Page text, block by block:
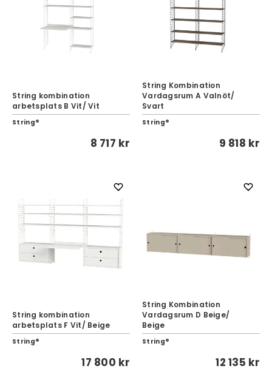
String kombination
arbetsplats B Vit/ Vit
String®
8 717 kr
String Kombination
Vardagsrum A Valnöt/
Svart
String®
9 818 kr
String kombination
arbetsplats F Vit/ Beige
String®
17 800 kr
String Kombination
Vardagsrum D Beige/
Beige
String®
12 135 kr